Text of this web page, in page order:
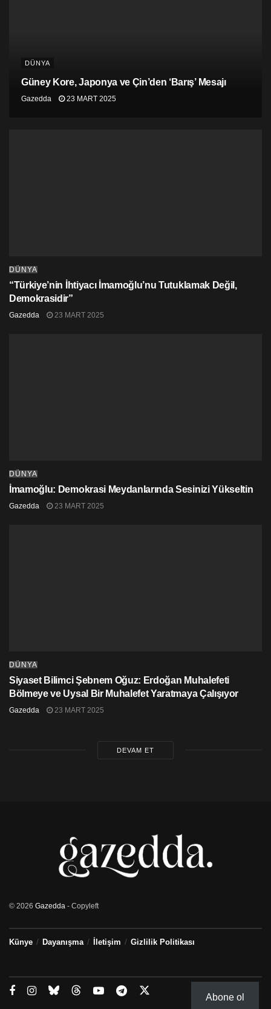
DÜNYA
Güney Kore, Japonya ve Çin’den ‘Barış’ Mesajı
Gazedda 23 MART 2025
DÜNYA
“Türkiye’nin İhtiyacı İmamoğlu’nu Tutuklamak Değil,
Demokrasidir”
Gazedda 23 MART 2025
DÜNYA
İmamoğlu: Demokrasi Meydanlarında Sesinizi Yükseltin
Gazedda 23 MART 2025
DÜNYA
Siyaset Bilimci Şebnem Oğuz: Erdoğan Muhalefeti
Bölmeye ve Uysal Bir Muhalefet Yaratmaya Çalışıyor
Gazedda 23 MART 2025
DEVAM ET
© 2026 Gazedda - Copyleft
Künye Dayanışma İletişim Gizlilik Politikası
Abone ol